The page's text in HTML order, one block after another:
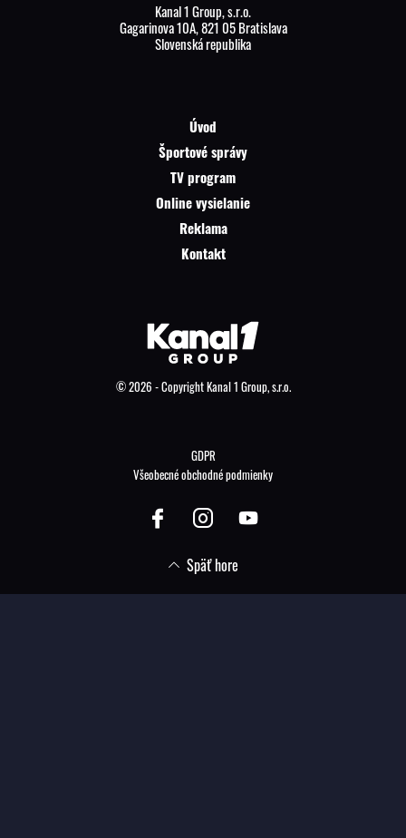
Kanal 1 Group, s.r.o.
Gagarinova 10A, 821 05 Bratislava
Slovenská republika
Úvod
Športové správy
TV program
Online vysielanie
Reklama
Kontakt
© 2026 - Copyright Kanal 1 Group, s.r.o.
GDPR
Všeobecné obchodné podmienky
Späť hore